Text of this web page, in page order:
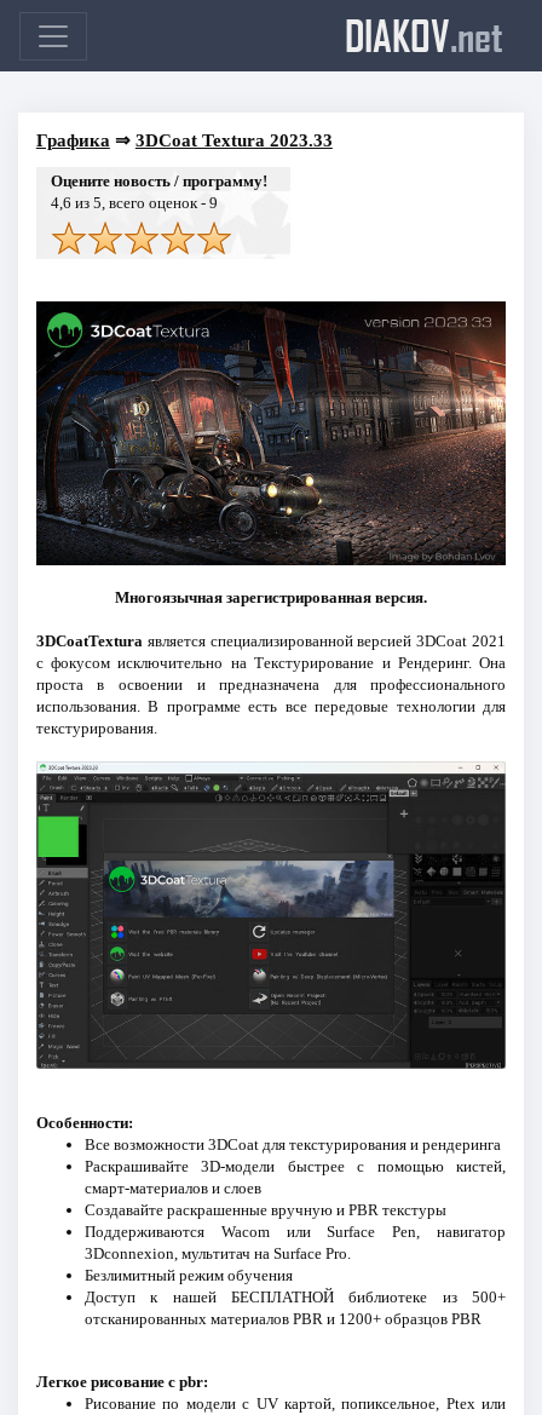
DIAKOV.net
Графика ⇒ 3DCoat Textura 2023.33
Оцените новость / программу!
4,6 из 5, всего оценок - 9
Многоязычная зарегистрированная версия.
3DCoatTexturaявляется специализированной версией 3DCoat 2021
с фокусом исключительно на Текстурирование и Рендеринг. Она
проста в освоении и предназначена для профессионального
использования. В программе есть все передовые технологии для
текстурирования.
Особенности:
Все возможности 3DCoat для текстурирования и рендеринга
Раскрашивайте 3D-модели быстрее с помощью кистей,
смарт-материалов и слоев
Создавайте раскрашенные вручную и PBR текстуры
Поддерживаются Wacom или Surface Pen, навигатор
3Dconnexion, мультитач на Surface Pro.
Безлимитный режим обучения
Доступ к нашей БЕСПЛАТНОЙ библиотеке из 500+
отсканированных материалов PBR и 1200+ образцов PBR
Легкое рисование с pbr:
Рисование по модели с UV картой, попиксельное, Ptex или